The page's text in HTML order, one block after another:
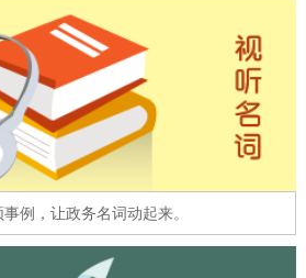
阳光政务
我要咨询 我要建议
在线访谈 图说互动
，让政务名词动起来。